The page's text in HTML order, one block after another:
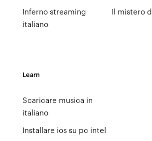
Inferno streaming
italiano
Il mistero
Learn
Scaricare musica in
italiano
Installare ios su pc intel